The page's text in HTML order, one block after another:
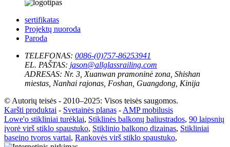
sertifikatas
Projektų nuoroda
Paroda
TELEFONAS: 0086-(0)757-86253941
EL. PAŠTAS: jason@allglassrailing.com
ADRESAS: Nr. 3, Xuanwan pramoninė zona, Shishan
miestas, Nanhai rajonas, Foshan, Guangdong, Kinija
© Autorių teisės - 2010–2025: Visos teisės saugomos.
Karšti produktai - Svetainės planas - AMP mobilusis
Lowe'o stikliniai turėklai, Stiklinės balkonų baliustrados, 90 laipsnių
įvorė virš stiklo spaustuko, Stiklinio balkono dizainas, Stikliniai
baseino tvoros vartai, Rankovės virš stiklo spaustuko,